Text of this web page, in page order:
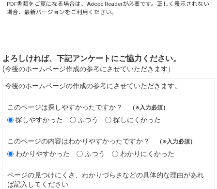
PDF書類をご覧になる場合は、Adobe Readerが必要です。正しく表示されない
場合、最新バージョンをご利用ください。